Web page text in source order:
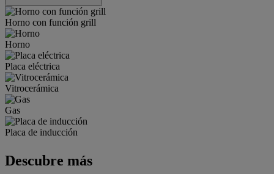
Horno con función grill
Horno
Placa eléctrica
Vitrocerámica
Gas
Placa de inducción
Descubre más